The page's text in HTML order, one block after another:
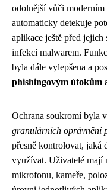
odolnější vůči
automaticky detekuje
aplikace ještě před
infekcí malwarem.
byla dále vylepšena a
phishingovým útokům
Ochrana soukromí byla
granulárních oprávnění
přesně kontrolovat, jaká
využívat. Uživatelé mají
mikrofonu, kameře,